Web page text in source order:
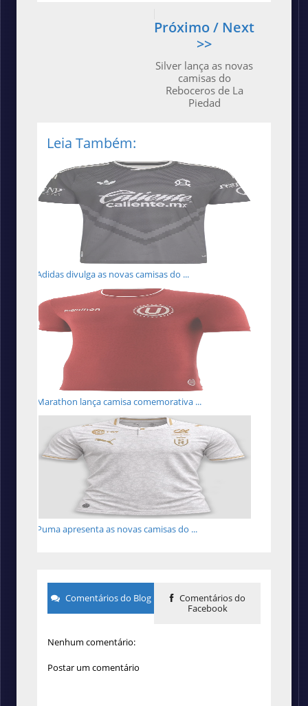
Próximo / Next
>>
Silver lança as novas
camisas do
Reboceros de La
Piedad
Leia Também:
Adidas divulga as novas camisas do ...
Marathon lança camisa comemorativa ...
Puma apresenta as novas camisas do ...
Comentários do Blog
Comentários do
Facebook
Nenhum comentário:
Postar um comentário